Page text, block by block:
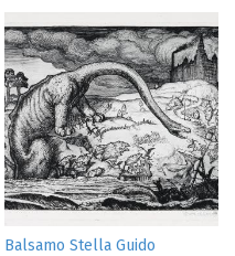
Balsamo Stella Guido